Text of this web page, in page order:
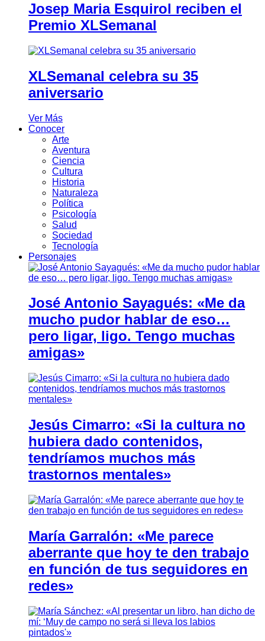
Josep Maria Esquirol reciben el
Premio XLSemanal
XLSemanal celebra su 35
aniversario
Ver Más
Conocer
Arte
Aventura
Ciencia
Cultura
Historia
Naturaleza
Política
Psicología
Salud
Sociedad
Tecnología
Personajes
José Antonio Sayagués: «Me da
mucho pudor hablar de eso…
pero ligar, ligo. Tengo muchas
amigas»
Jesús Cimarro: «Si la cultura no
hubiera dado contenidos,
tendríamos muchos más
trastornos mentales»
María Garralón: «Me parece
aberrante que hoy te den trabajo
en función de tus seguidores en
redes»